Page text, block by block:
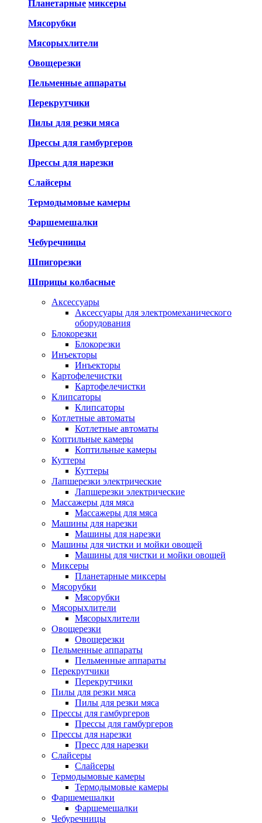
Планетарные миксеры
Мясорубки
Мясорыхлители
Овощерезки
Пельменные аппараты
Перекрутчики
Пилы для резки мяса
Прессы для гамбургеров
Прессы для нарезки
Слайсеры
Термодымовые камеры
Фаршемешалки
Чебуречницы
Шпигорезки
Шприцы колбасные
Аксессуары
Аксессуары для электромеханического
оборудования
Блокорезки
Блокорезки
Инъекторы
Инъекторы
Картофелечистки
Картофелечистки
Клипсаторы
Клипсаторы
Котлетные автоматы
Котлетные автоматы
Коптильные камеры
Коптильные камеры
Куттеры
Куттеры
Лапшерезки электрические
Лапшерезки электрические
Массажеры для мяса
Массажеры для мяса
Машины для нарезки
Машины для нарезки
Машины для чистки и мойки овощей
Машины для чистки и мойки овощей
Миксеры
Планетарные миксеры
Мясорубки
Мясорубки
Мясорыхлители
Мясорыхлители
Овощерезки
Овощерезки
Пельменные аппараты
Пельменные аппараты
Перекрутчики
Перекрутчики
Пилы для резки мяса
Пилы для резки мяса
Прессы для гамбургеров
Прессы для гамбургеров
Прессы для нарезки
Пресс для нарезки
Слайсеры
Слайсеры
Термодымовые камеры
Термодымовые камеры
Фаршемешалки
Фаршемешалки
Чебуречницы